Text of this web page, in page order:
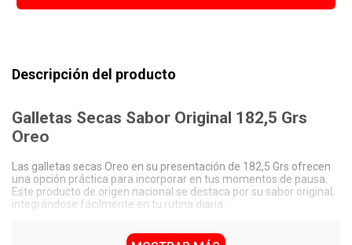
Descripción del producto
Galletas Secas Sabor Original 182,5 Grs
Oreo
Las galletas secas Oreo en su presentación de 182,5 Grs ofrecen
una opción práctica para incorporar en tus momentos de pausa.
Este producto de origen nacional se destaca por su sabor original,
integrándose fácilmente en tu rutina diaria.
Características Destacadas de las Galletas Secas